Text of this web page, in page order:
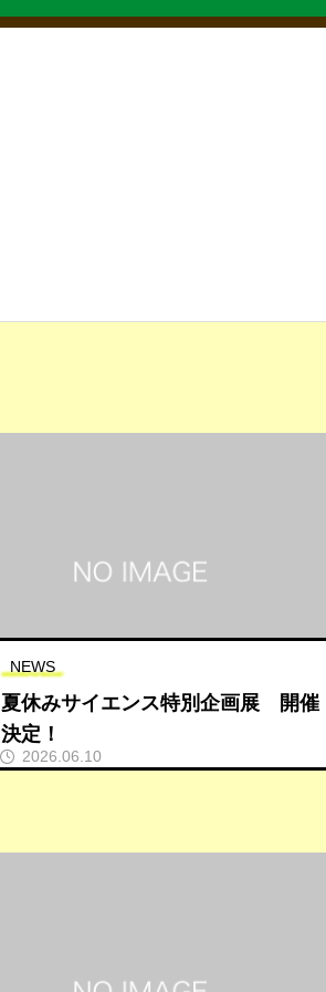
NEWS
夏休みサイエンス特別企画展 開催
決定！
2026.06.10